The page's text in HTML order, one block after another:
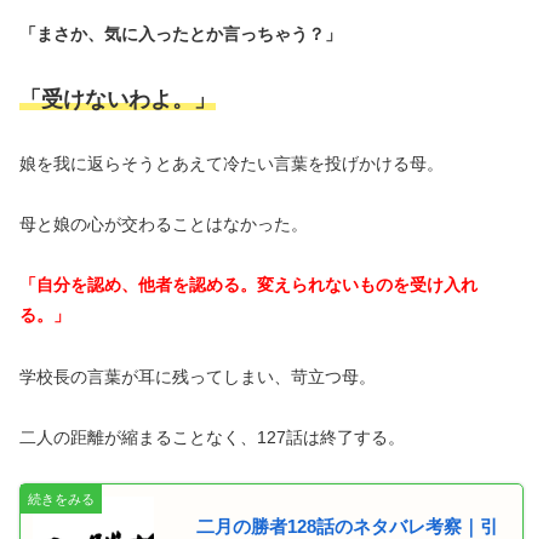
「まさか、気に入ったとか言っちゃう？」
「受けないわよ。」
娘を我に返らそうとあえて冷たい言葉を投げかける母。
母と娘の心が交わることはなかった。
「自分を認め、他者を認める。変えられないものを受け入れ
る。」
学校長の言葉が耳に残ってしまい、苛立つ母。
二人の距離が縮まることなく、127話は終了する。
二月の勝者128話のネタバレ考察｜引